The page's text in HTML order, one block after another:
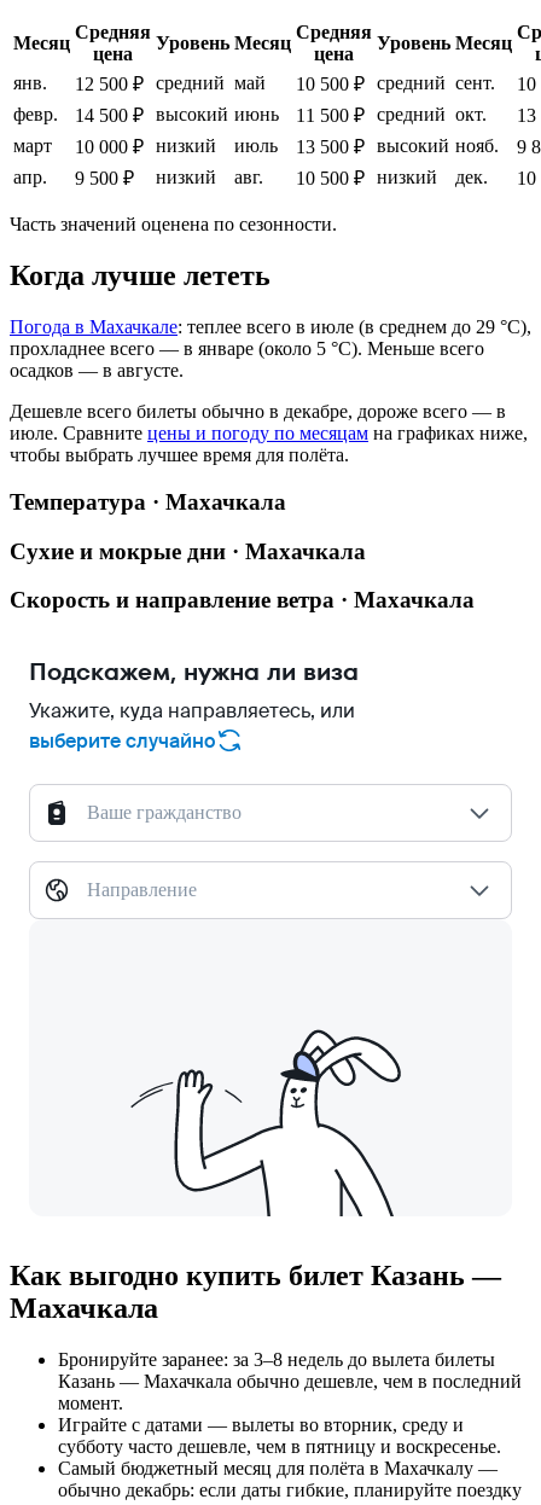
Месяц
Средняя
цена
Уровень Месяц
Средняя
цена
Уровень Месяц
янв.
12 500 ₽ средний май 10 500 ₽ средний сент.
10
февр.
14 500 ₽ высокий июнь 11 500 ₽ средний окт.
13
март
10 000 ₽ низкий июль 13 500 ₽ высокий нояб.
9
апр.
9 500 ₽ низкий авг. 10 500 ₽ низкий дек. 10
Часть значений оценена по сезонности.
Когда лучше лететь
Погода в Махачкале: теплее всего в июле (в среднем до 29 °C),
прохладнее всего — в январе (около 5 °C). Меньше всего
осадков — в августе.
Дешевле всего билеты обычно в декабре, дороже всего — в
июле. Сравните цены и погоду по месяцам на графиках ниже,
чтобы выбрать лучшее время для полёта.
Температура · Махачкала
Сухие и мокрые дни · Махачкала
Скорость и направление ветра · Махачкала
Подскажем, нужна ли виза
Укажите, куда направляетесь, или
выберите случайно
Ваше гражданство
Направление
Как выгодно купить билет Казань —
Махачкала
Бронируйте заранее: за 3–8 недель до вылета билеты
Казань — Махачкала обычно дешевле, чем в последний
момент.
Играйте с датами — вылеты во вторник, среду и
субботу часто дешевле, чем в пятницу и воскресенье.
Самый бюджетный месяц для полёта в Махачкалу —
обычно декабрь: если даты гибкие, планируйте поездку